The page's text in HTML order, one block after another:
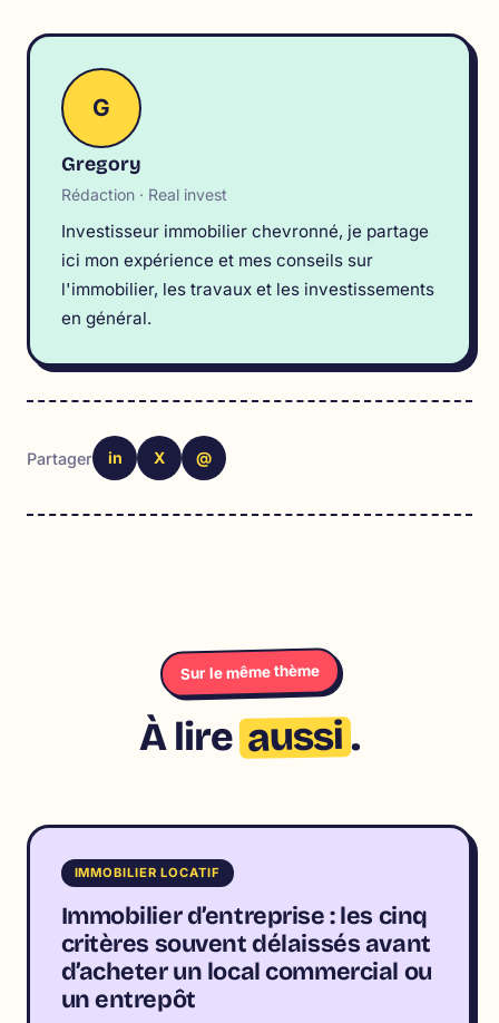
G
Gregory
Rédaction · Real invest
Investisseur immobilier chevronné, je partage
ici mon expérience et mes conseils sur
l'immobilier, les travaux et les investissements
en général.
Partager in X @
Sur le même thème
À lireaussi.
IMMOBILIER LOCATIF
Immobilier d’entreprise : les cinq
critères souvent délaissés avant
d’acheter un local commercial ou
un entrepôt